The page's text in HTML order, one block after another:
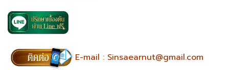
E-mail : Sinsaearnut@gmail.com